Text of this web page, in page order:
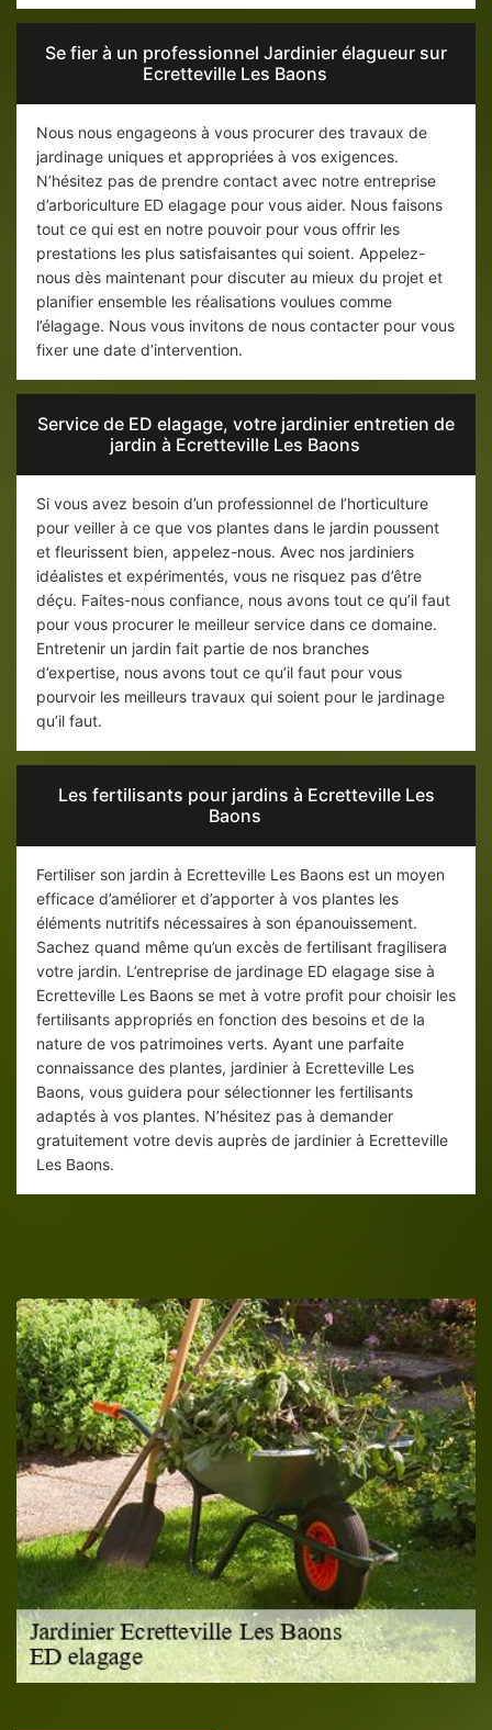
Se fier à un professionnel Jardinier élagueur sur
Ecretteville Les Baons
Nous nous engageons à vous procurer des travaux de
jardinage uniques et appropriées à vos exigences.
N’hésitez pas de prendre contact avec notre entreprise
d’arboriculture ED elagage pour vous aider. Nous faisons
tout ce qui est en notre pouvoir pour vous offrir les
prestations les plus satisfaisantes qui soient. Appelez-
nous dès maintenant pour discuter au mieux du projet et
planifier ensemble les réalisations voulues comme
l’élagage. Nous vous invitons de nous contacter pour vous
fixer une date d’intervention.
Service de ED elagage, votre jardinier entretien de
jardin à Ecretteville Les Baons
Si vous avez besoin d’un professionnel de l’horticulture
pour veiller à ce que vos plantes dans le jardin poussent
et fleurissent bien, appelez-nous. Avec nos jardiniers
idéalistes et expérimentés, vous ne risquez pas d’être
déçu. Faites-nous confiance, nous avons tout ce qu’il faut
pour vous procurer le meilleur service dans ce domaine.
Entretenir un jardin fait partie de nos branches
d’expertise, nous avons tout ce qu’il faut pour vous
pourvoir les meilleurs travaux qui soient pour le jardinage
qu’il faut.
Les fertilisants pour jardins à Ecretteville Les
Baons
Fertiliser son jardin à Ecretteville Les Baons est un moyen
efficace d’améliorer et d’apporter à vos plantes les
éléments nutritifs nécessaires à son épanouissement.
Sachez quand même qu’un excès de fertilisant fragilisera
votre jardin. L’entreprise de jardinage ED elagage sise à
Ecretteville Les Baons se met à votre profit pour choisir les
fertilisants appropriés en fonction des besoins et de la
nature de vos patrimoines verts. Ayant une parfaite
connaissance des plantes, jardinier à Ecretteville Les
Baons, vous guidera pour sélectionner les fertilisants
adaptés à vos plantes. N’hésitez pas à demander
gratuitement votre devis auprès de jardinier à Ecretteville
Les Baons.